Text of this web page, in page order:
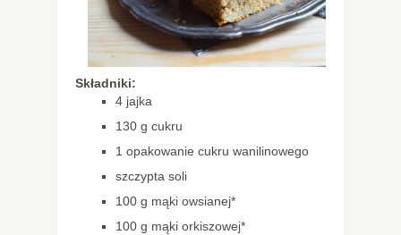
Składniki:
4 jajka
130 g cukru
1 opakowanie cukru wanilinowego
szczypta soli
100 g mąki owsianej*
100 g mąki orkiszowej*